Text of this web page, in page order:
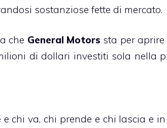
sostanziose fette di mercato.
che General Motors sta per
di dollari investiti sola nella
e chi va, chi prende e chi lascia e